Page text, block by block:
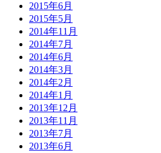
2015年6月
2015年5月
2014年11月
2014年7月
2014年6月
2014年3月
2014年2月
2014年1月
2013年12月
2013年11月
2013年7月
2013年6月